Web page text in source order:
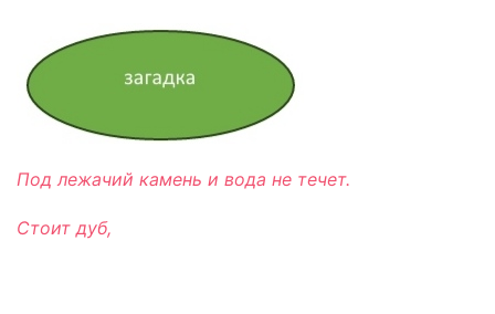
Под лежачий камень и вода не течет.
Стоит дуб,